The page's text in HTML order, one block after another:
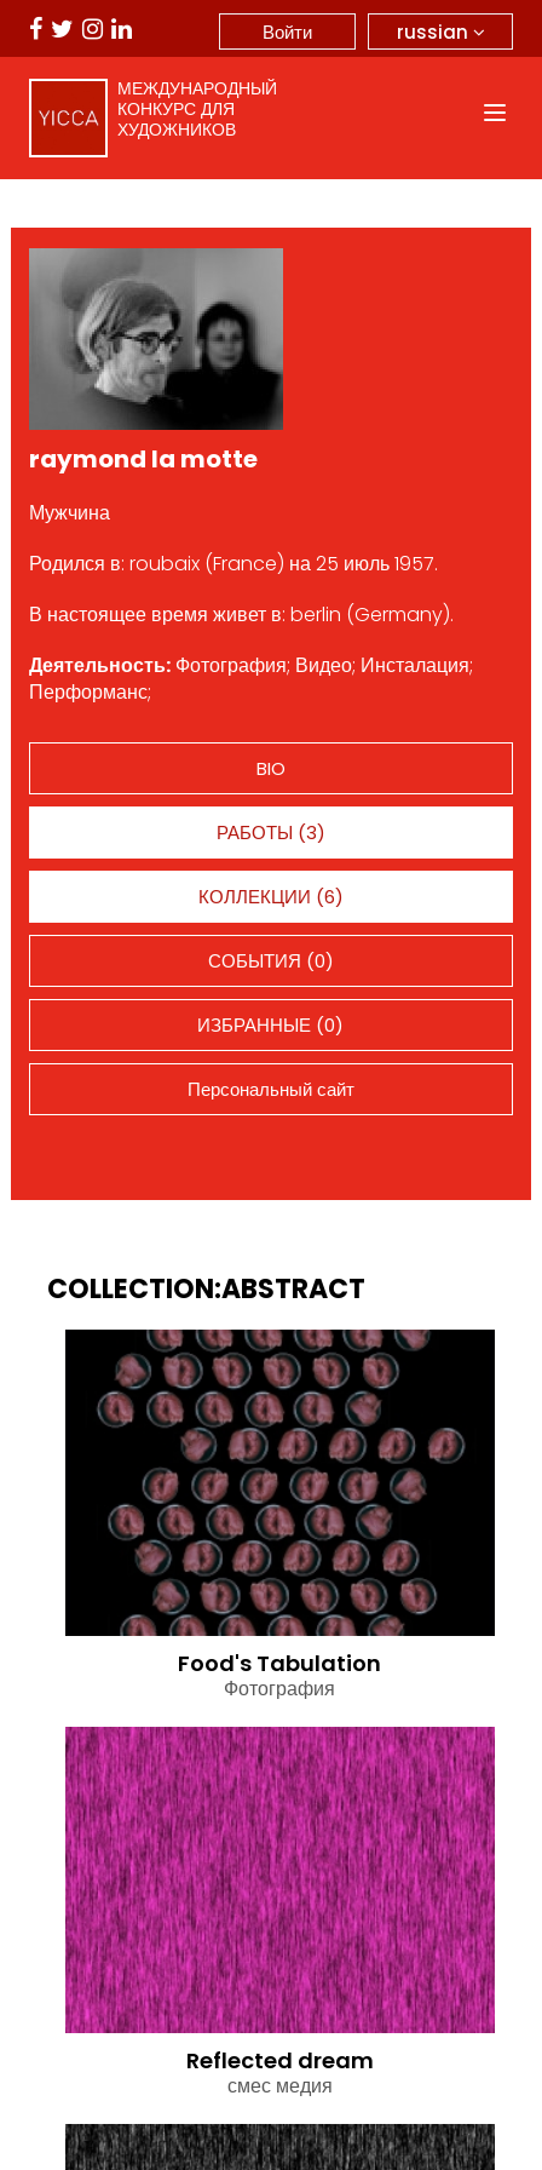
russian
Войти
МЕЖДУНАРОДНЫЙ
КОНКУРС ДЛЯ
ХУДОЖНИКОВ
raymond la motte
Мужчина
Родился в: roubaix (France) на 25 июль 1957.
В настоящее время живет в: berlin (Germany).
Деятельность:Фотография; Видео; Инсталация;
Перформанс;
BIO
РАБОТЫ (3)
КОЛЛЕКЦИИ (6)
СОБЫТИЯ (0)
ИЗБРАННЫЕ (0)
Персональный сайт
COLLECTION:ABSTRACT
Food's Tabulation
Фотография
Reflected dream
смес медия